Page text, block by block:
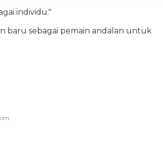
individu."
baru sebagai pemain andalan untuk